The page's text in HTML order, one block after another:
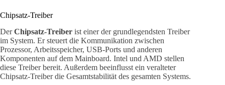
Chipsatz-Treiber
DerChipsatz-Treiber ist einer der grundlegendsten Treiber
im System. Er steuert die Kommunikation zwischen
Prozessor, Arbeitsspeicher, USB-Ports und anderen
Komponenten auf dem Mainboard. Intel und AMD stellen
diese Treiber bereit. Außerdem beeinflusst ein veralteter
Chipsatz-Treiber die Gesamtstabilität des gesamten Systems.